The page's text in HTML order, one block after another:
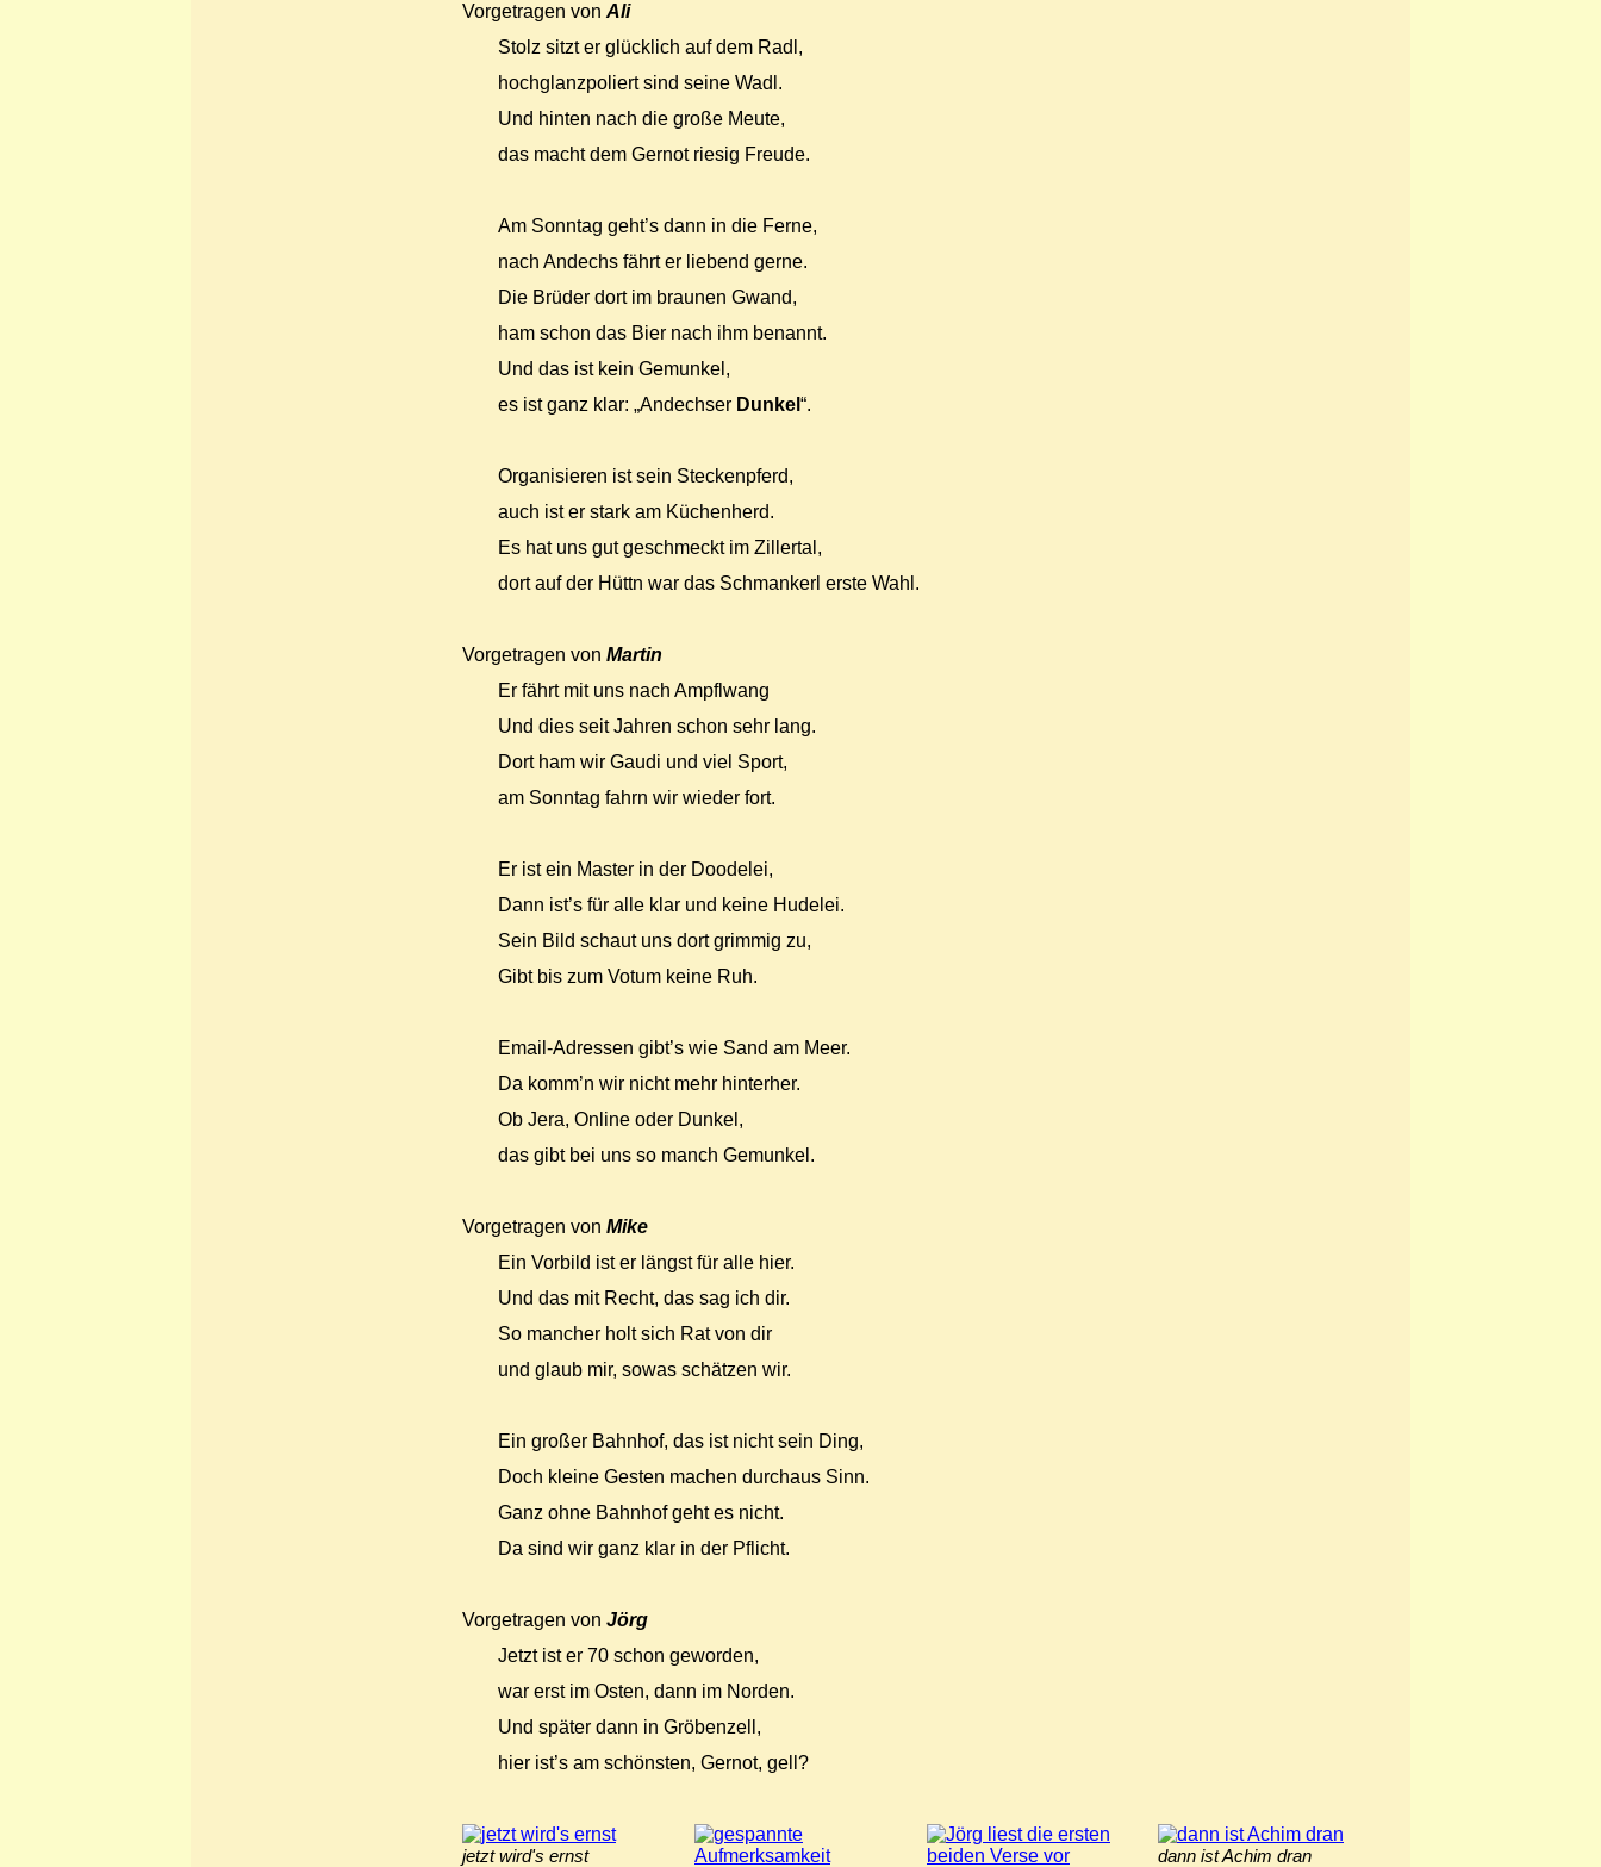
Vorgetragen von Ali
Stolz sitzt er glücklich auf dem Radl,
hochglanzpoliert sind seine Wadl.
Und hinten nach die große Meute,
das macht dem Gernot riesig Freude.
Am Sonntag geht’s dann in die Ferne,
nach Andechs fährt er liebend gerne.
Die Brüder dort im braunen Gwand,
ham schon das Bier nach ihm benannt.
Und das ist kein Gemunkel,
es ist ganz klar: „Andechser Dunkel “.
Organisieren ist sein Steckenpferd,
auch ist er stark am Küchenherd.
Es hat uns gut geschmeckt im Zillertal,
dort auf der Hüttn war das Schmankerl erste Wahl.
Vorgetragen von Martin
Er fährt mit uns nach Ampflwang
Und dies seit Jahren schon sehr lang.
Dort ham wir Gaudi und viel Sport,
am Sonntag fahrn wir wieder fort.
Er ist ein Master in der Doodelei,
Dann ist’s für alle klar und keine Hudelei.
Sein Bild schaut uns dort grimmig zu,
Gibt bis zum Votum keine Ruh.
Email-Adressen gibt’s wie Sand am Meer.
Da komm’n wir nicht mehr hinterher.
Ob Jera, Online oder Dunkel,
das gibt bei uns so manch Gemunkel.
Vorgetragen von Mike
Ein Vorbild ist er längst für alle hier.
Und das mit Recht, das sag ich dir.
So mancher holt sich Rat von dir
und glaub mir, sowas schätzen wir.
Ein großer Bahnhof, das ist nicht sein Ding,
Doch kleine Gesten machen durchaus Sinn.
Ganz ohne Bahnhof geht es nicht.
Da sind wir ganz klar in der Pflicht.
Vorgetragen von Jörg
Jetzt ist er 70 schon geworden,
war erst im Osten, dann im Norden.
Und später dann in Gröbenzell,
hier ist’s am schönsten, Gernot, gell?
jetzt wird's ernst dann ist Achim dran